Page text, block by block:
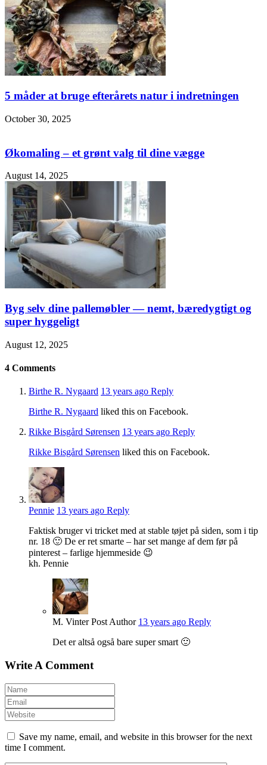
5 måder at bruge efterårets natur i indretningen
October 30, 2025
Økomaling – et grønt valg til dine vægge
August 14, 2025
Byg selv dine pallemøbler — nemt, bæredygtigt og
super hyggeligt
August 12, 2025
4 Comments
Birthe R. Nygaard 13 years ago Reply
Birthe R. Nygaard liked this on Facebook.
Rikke Bisgård Sørensen 13 years ago Reply
Rikke Bisgård Sørensen liked this on Facebook.
Pennie 13 years ago Reply
Faktisk bruger vi tricket med at stable tøjet på siden, som i tip
nr. 18 🙂 De er ret smarte – har set mange af dem før på
pinterest – farlige hjemmeside 😉
kh. Pennie
M. Vinter Post Author 13 years ago Reply
Det er altså også bare super smart 🙂
Write A Comment
Save my name, email, and website in this browser for the next
time I comment.